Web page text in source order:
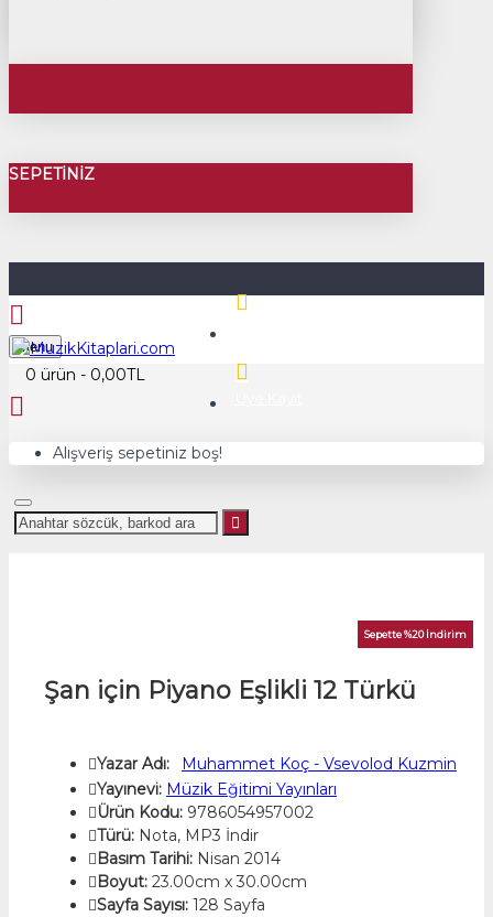
SEPETINIZ
Menu
0 ürün - 0,00TL
Alışveriş sepetiniz boş!
Sepette %20 İndirim
Şan için Piyano Eşlikli 12 Türkü
Yazar Adı:
Muhammet Koç - Vsevolod Kuzmin
Yayınevi: Müzik Eğitimi Yayınları
Ürün Kodu: 9786054957002
Türü: Nota, MP3 İndir
Basım Tarihi: Nisan 2014
Boyut: 23.00cm x 30.00cm
Sayfa Sayısı: 128 Sayfa